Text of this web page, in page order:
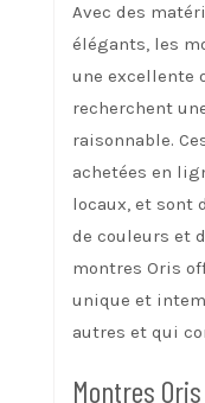
Avec des
élégants, les
une excellente
recherchent
raisonnable.
achetées en
locaux, et sont
de couleurs et
montres Oris
unique et
autres et qui
Montres